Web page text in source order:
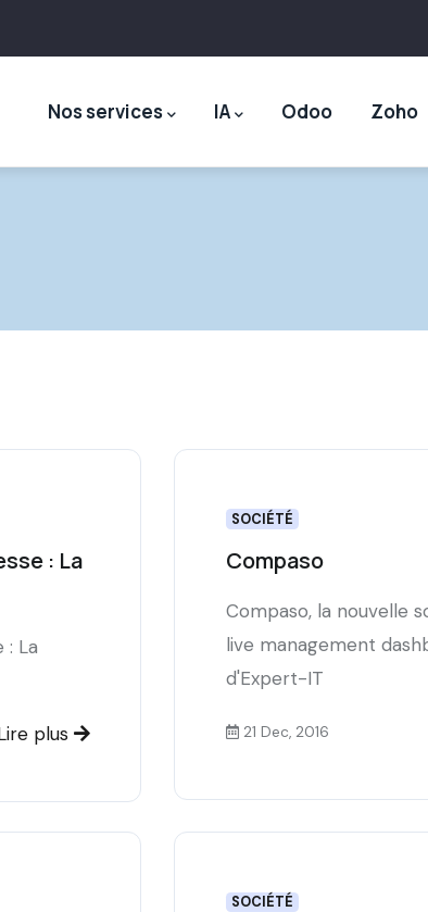
Nos services IA Odoo Zoho
: La
: La
plus
SOCIÉTÉ
Compaso
Compaso, la nouvelle
live management
d'Expert-IT
21 Dec, 2016
SOCIÉTÉ